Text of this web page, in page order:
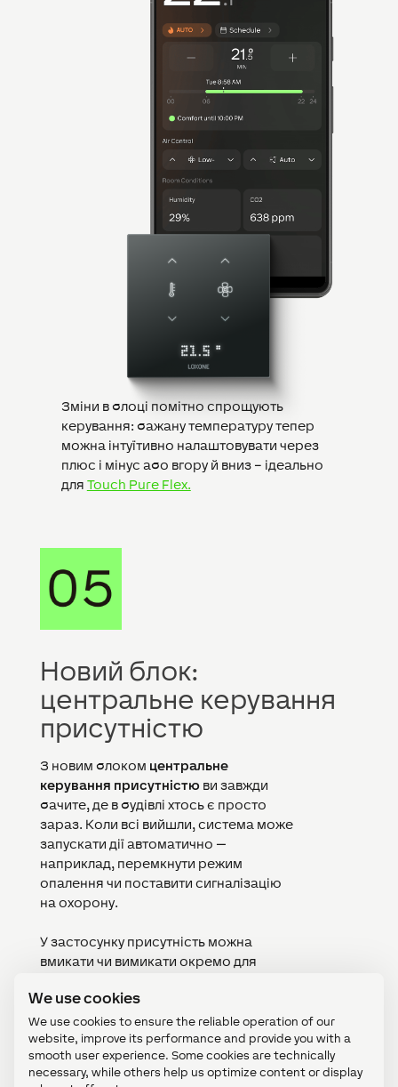
We use cookies
We use cookies to ensure the reliable operation of our
website, improve its performance and provide you with a
smooth user experience. Some cookies are technically
necessary, while others help us optimize content or display
Зміни в блоці помітно спрощують
керування: бажану температуру тепер
можна інтуїтивно налаштовувати через
плюс і мінус або вгору й вниз – ідеально
для Touch Pure Flex.
Новий блок:
центральне керування
присутністю
З новим блоком центральне
керування присутністю ви завжди
бачите, де в будівлі хтось є просто
зараз. Коли всі вийшли, система може
запускати дії автоматично —
наприклад, перемкнути режим
опалення чи поставити сигналізацію
на охорону.
У застосунку присутність можна
вмикати чи вимикати окремо для
таймером на визначений час.